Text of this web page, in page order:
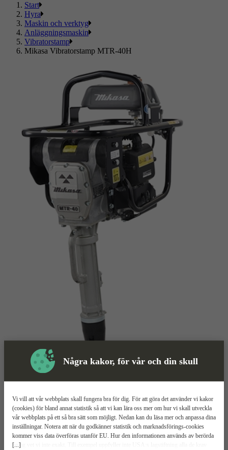
Några kakor, för vår och din skull
[...]
Vi vill att vår webbplats skall fungera bra för dig. För att göra det använder vi kakor
(cookies) för bland annat statistik så att vi kan lära oss mer om hur vi skall utveckla
vår webbplats på ett så bra sätt som möjligt. Nedan kan du läsa mer och anpassa dina
inställningar. Notera att när du godkänner statistik och marknadsförings-cookies
kommer viss data överföras utanför EU. Hur den informationen används av berörda
bolag vet vi inte exakt. Till exempel uppfyller inte USA:s lagstiftning alla de krav
Start
Hyra
Maskin och verktyg
Anläggningsmaskin
Vibratorstamp
Mikasa Vibratorstamp MTR-40H